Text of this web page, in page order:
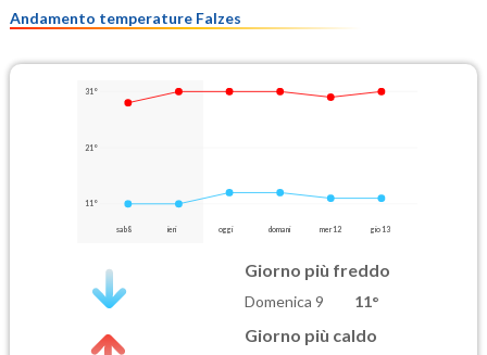
Andamento temperature Falzes
31°
21°
11°
sab 8 ieri oggi domani mer 12 gio 13
Giorno più freddo
Domenica 9 11°
Giorno più caldo